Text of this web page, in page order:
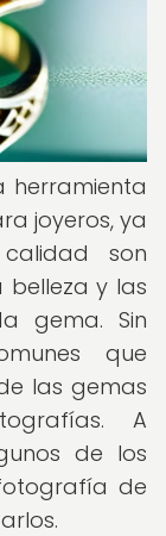
joyeros, ya
son
y las
gema. Sin
que
las gemas
A
de los
de